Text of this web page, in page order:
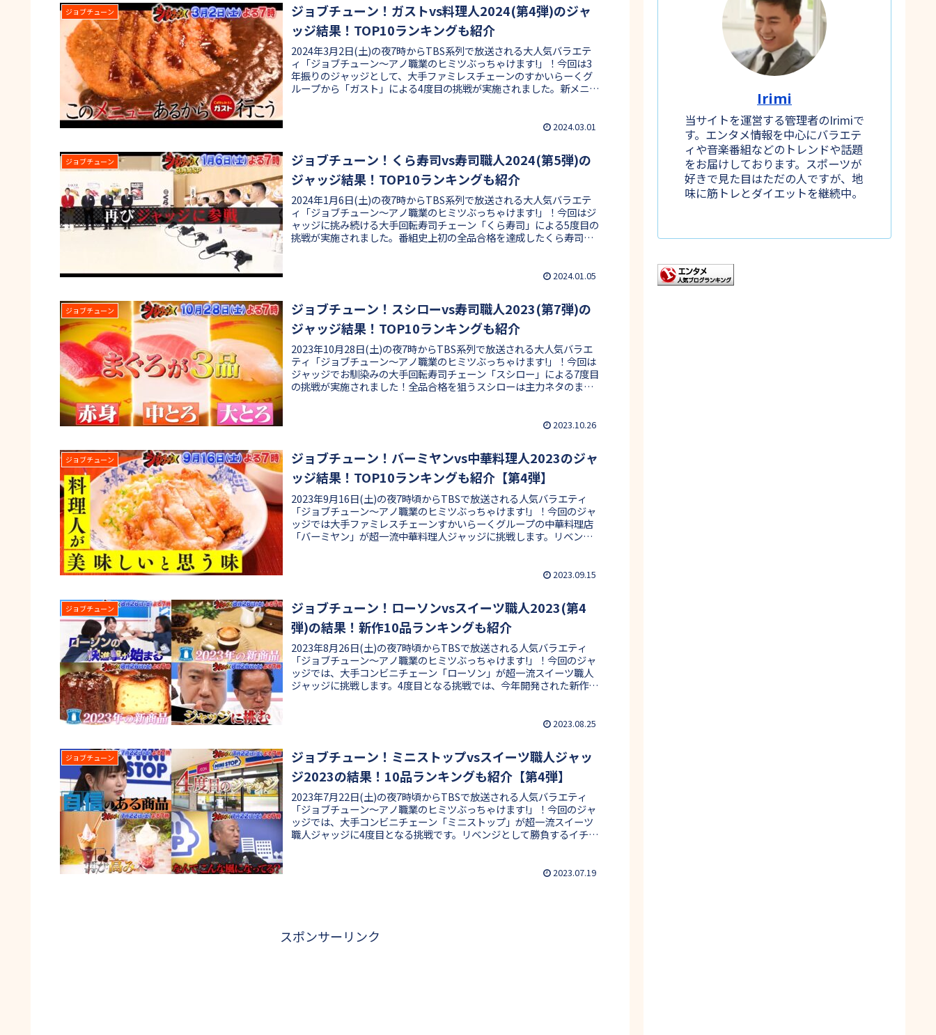
ジョブチューン
ジョブチューン！ガストvs料理人2024(第4弾)のジャ
ッジ結果！TOP10ランキングも紹介
2024年3月2日(土)の夜7時からTBS系列で放送される大人気バラエテ
ィ「ジョブチューン〜アノ職業のヒミツぶっちゃけます!」！今回は3
年振りのジャッジとして、大手ファミレスチェーンのすかいらーくグ
ループから「ガスト」による4度目の挑戦が実施されました。新メニュ
きたのか、合格・不合格の結果やTOP10ランキングを紹介します！
2024.03.01
ジョブチューン
ジョブチューン！くら寿司vs寿司職人2024(第5弾)の
ジャッジ結果！TOP10ランキングも紹介
2024年1月6日(土)の夜7時からTBS系列で放送される大人気バラエテ
ィ「ジョブチューン〜アノ職業のヒミツぶっちゃけます!」！今回はジ
ャッジに挑み続ける大手回転寿司チェーン「くら寿司」による5度目の
挑戦が実施されました。番組史上初の全品合格を達成したくら寿司
2024.01.05
ジョブチューン
ジョブチューン！スシローvs寿司職人2023(第7弾)の
ジャッジ結果！TOP10ランキングも紹介
2023年10月28日(土)の夜7時からTBS系列で放送される大人気バラエ
ティ「ジョブチューン〜アノ職業のヒミツぶっちゃけます!」！今回は
ジャッジでお馴染みの大手回転寿司チェーン「スシロー」による7度目
の挑戦が実施されました！全品合格を狙うスシローは主力ネタのまぐ
合格できたのか、合格・不合格の結果やTOP10ランキングを紹介しま
2023.10.26
ジョブチューン
ジョブチューン！バーミヤンvs中華料理人2023のジャ
ッジ結果！TOP10ランキングも紹介【第4弾】
2023年9月16日(土)の夜7時頃からTBSで放送される人気バラエティ
「ジョブチューン〜アノ職業のヒミツぶっちゃけます!」！今回のジャ
ッジでは大手ファミレスチェーンすかいらーくグループの中華料理店
「バーミヤン」が超一流中華料理人ジャッジに挑戦します。リベンジ
の挑戦で全品合格を狙うバーミヤンの、気になる結果や審査員をまと
2023.09.15
ジョブチューン
ジョブチューン！ローソンvsスイーツ職人2023(第4
弾)の結果！新作10品ランキングも紹介
2023年8月26日(土)の夜7時頃からTBSで放送される人気バラエティ
「ジョブチューン〜アノ職業のヒミツぶっちゃけます!」！今回のジャ
ッジでは、大手コンビニチェーン「ローソン」が超一流スイーツ職人
ジャッジに挑戦します。4度目となる挑戦では、今年開発された新作ス
2023.08.25
ジョブチューン
ジョブチューン！ミニストップvsスイーツ職人ジャッ
ジ2023の結果！10品ランキングも紹介【第4弾】
2023年7月22日(土)の夜7時頃からTBSで放送される人気バラエティ
「ジョブチューン〜アノ職業のヒミツぶっちゃけます!」！今回のジャ
ッジでは、大手コンビニチェーン「ミニストップ」が超一流スイーツ
職人ジャッジに4度目となる挑戦です。リベンジとして勝負するイチ押
復活できるのか、気になる結果や審査員をまとめました！
2023.07.19
スポンサーリンク
Irimi
当サイトを運営する管理者のIrimiで
す。エンタメ情報を中心にバラエテ
ィや音楽番組などのトレンドや話題
をお届けしております。スポーツが
好きで見た目はただの人ですが、地
味に筋トレとダイエットを継続中。